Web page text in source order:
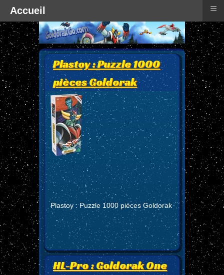
Plastoy : Puzzle 1000
pièces Goldorak
Plastoy : Puzzle 1000 pièces Goldorak
HL-Pro : Goldorak One
Accueil ≡